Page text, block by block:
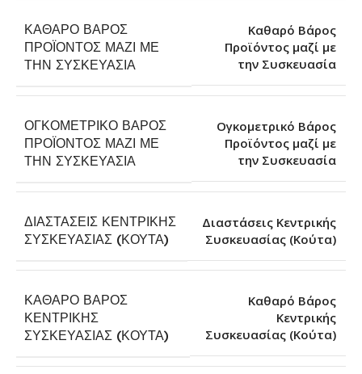
ΚΑΘΑΡΌ ΒΆΡΟΣ
ΠΡΟΪΌΝΤΟΣ ΜΑΖΊ ΜΕ
ΤΗΝ ΣΥΣΚΕΥΑΣΊΑ
Καθαρό Βάρος
Προϊόντος μαζί με
την Συσκευασία
ΟΓΚΟΜΕΤΡΙΚΌ ΒΆΡΟΣ
ΠΡΟΪΌΝΤΟΣ ΜΑΖΊ ΜΕ
ΤΗΝ ΣΥΣΚΕΥΑΣΊΑ
Ογκομετρικό Βάρος
Προϊόντος μαζί με
την Συσκευασία
ΔΙΑΣΤΆΣΕΙΣ ΚΕΝΤΡΙΚΉΣ
ΣΥΣΚΕΥΑΣΊΑΣ (ΚΟΎΤΑ)
Διαστάσεις Κεντρικής
Συσκευασίας (Κούτα)
ΚΑΘΑΡΌ ΒΆΡΟΣ
ΚΕΝΤΡΙΚΉΣ
ΣΥΣΚΕΥΑΣΊΑΣ (ΚΟΎΤΑ)
Καθαρό Βάρος
Κεντρικής
Συσκευασίας (Κούτα)